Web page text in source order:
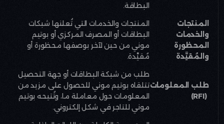
البطاقة.
المنتجات
والخدمات
المحظورة
والمُقيَّدة
المنتجات والخدمات التي تُعلنها شبكات
البطاقات أو المصرف المركزي أو بوتيم
موني من حين لآخر بوصفها محظورة أو
مُقيَّدة.
طلب المعلومات
(RFI)
طلب من شبكة البطاقات أو جهة التحصيل
تتلقاه بوتيم موني للحصول على مزيد من
المعلومات حول معاملة ما، وتُتيحه بوتيم
موني للتاجر في شكل إلكتروني.